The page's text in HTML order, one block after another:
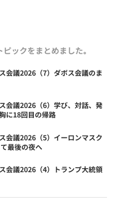
ックをまとめました｡
会議2026（7）ダボス会議のま
会議2026（6）学び、対話、発
に18回目の帰路
会議2026（5）イーロンマスク
最後の夜へ
会議2026（4）トランプ大統領